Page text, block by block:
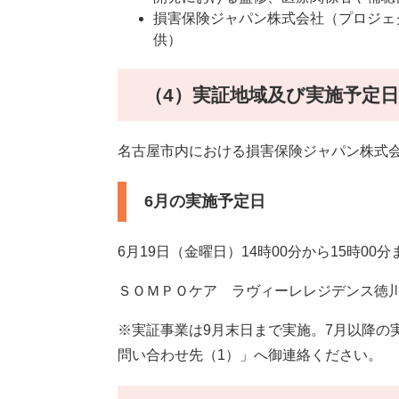
損害保険ジャパン株式会社（プロジ
供）
（4）実証地域及び実施予定日
名古屋市内における損害保険ジャパン株式
6月の実施予定日
6月19日（金曜日）14時00分から15時00分
ＳＯＭＰＯケア ラヴィーレレジデンス徳
※実証事業は9月末日まで実施。7月以降
問い合わせ先（1）」へ御連絡ください。